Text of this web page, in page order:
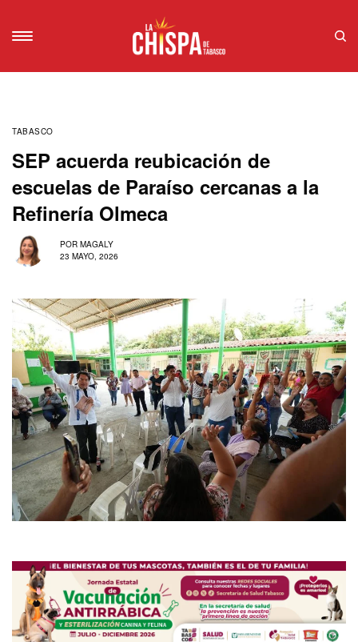
TABASCO
SEP acuerda reubicación de
escuelas de Paraíso cercanas a la
Refinería Olmeca
POR MAGALY
23 MAYO, 2026